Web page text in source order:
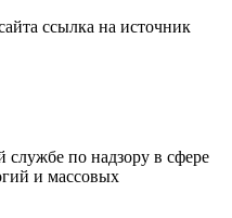
ссылка на источник
службе по надзору в сфере
и массовых